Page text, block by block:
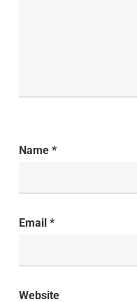
Name *
Email *
Website